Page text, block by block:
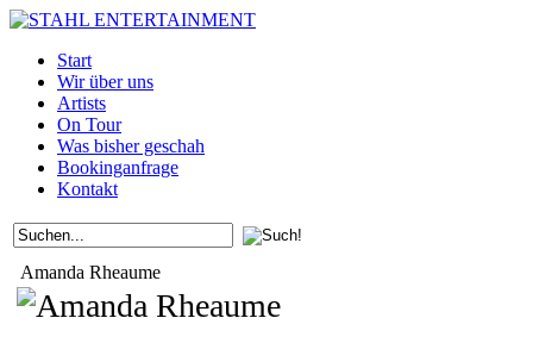
Start
Wir über uns
Artists
On Tour
Was bisher geschah
Bookinganfrage
Kontakt
Amanda Rheaume